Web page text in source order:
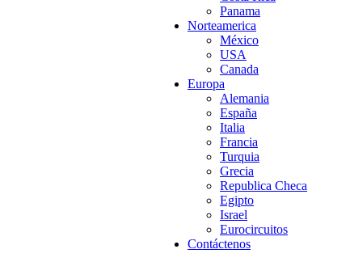
Panama
Norteamerica
México
USA
Canada
Europa
Alemania
España
Italia
Francia
Turquia
Grecia
Republica Checa
Egipto
Israel
Eurocircuitos
Contáctenos